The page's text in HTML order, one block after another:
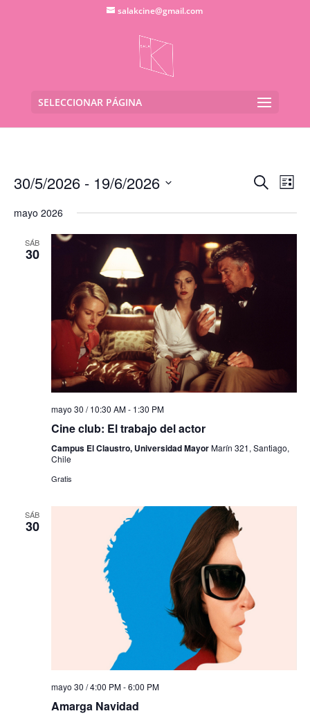
salakcine@gmail.com
SELECCIONAR PÁGINA
y
vistas
de
Buscar
de
Lista
30/5/2026 - 19/6/2026
fecha.
mayo 2026
SÁB
30
mayo 30 / 10:30 AM- 1:30 PM
Cine club: El trabajo del actor
Campus El Claustro, Universidad MayorMarín 321, Santiago,
Chile
Gratis
SÁB
30
mayo 30 / 4:00 PM-6:00 PM
Amarga Navidad